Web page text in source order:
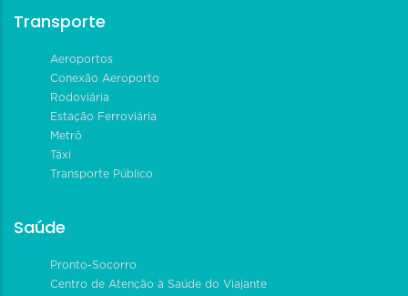
Transporte
Aeroportos
Conexão Aeroporto
Rodoviária
Estação Ferroviária
Metrô
Táxi
Transporte Público
Saúde
Pronto-Socorro
Centro de Atenção à Saúde do Viajante